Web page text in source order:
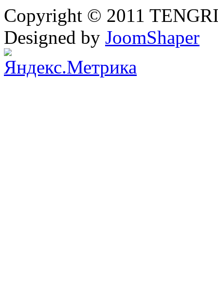
Copyright © 2011
Designed by JoomShaper